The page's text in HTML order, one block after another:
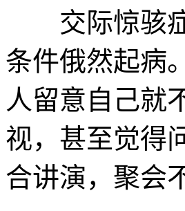
交际惊骇症
条件俄然起病
人留意自己就
视，甚至觉得
合讲演，聚会